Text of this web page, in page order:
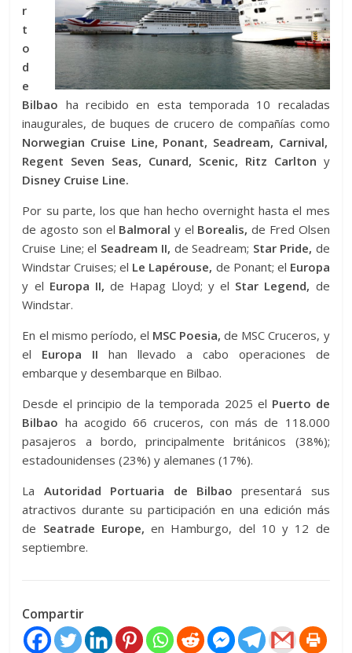
r
t
o
d
e
Bilbao ha recibido en esta temporada 10 recaladas
inaugurales, de buques de crucero de compañías como
Norwegian Cruise Line, Ponant, Seadream, Carnival,
Regent Seven Seas, Cunard, Scenic, Ritz Carlton y
Disney Cruise Line.
Por su parte, los que han hecho overnight hasta el mes
de agosto son el Balmoral y el Borealis, de Fred Olsen
Cruise Line; el Seadream II, de Seadream; Star Pride, de
Windstar Cruises; el Le Lapérouse, de Ponant; el Europa
y el Europa II, de Hapag Lloyd; y el Star Legend, de
Windstar.
En el mismo período, el MSC Poesia, de MSC Cruceros, y
el Europa II han llevado a cabo operaciones de
embarque y desembarque en Bilbao.
Desde el principio de la temporada 2025 el Puerto de
Bilbao ha acogido 66 cruceros, con más de 118.000
pasajeros a bordo, principalmente británicos (38%);
estadounidenses (23%) y alemanes (17%).
La Autoridad Portuaria de Bilbao presentará sus
atractivos durante su participación en una edición más
de Seatrade Europe, en Hamburgo, del 10 y 12 de
septiembre.
Compartir